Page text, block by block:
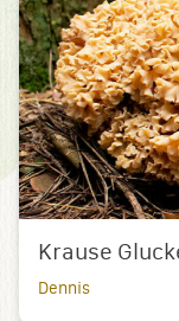
Krause
Dennis